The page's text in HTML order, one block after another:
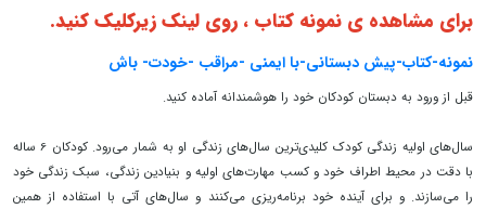
برای مشاهده ی نمونه کتاب ، روی لینک زیرکلیک کنید.
نمونه-کتاب-پیش دبستانی-با ایمنی -مراقب -خودت- باش
قبل از ورود به دبستان کودکان خود را هوشمندانه آماده کنید.
سال‌های اولیه زندگی کودک کلیدی‌ترین سال‌های زندگی او به شمار می‌رود. کودکان 6 ساله
با دقت در محیط اطراف خود و کسب مهارت‌های اولیه و بنیادین زندگی، سبک زندگی خود
را می‌سازند. و برای آینده خود برنامه‌ریزی می‌کنند و سال‌های آتی با استفاده از همین